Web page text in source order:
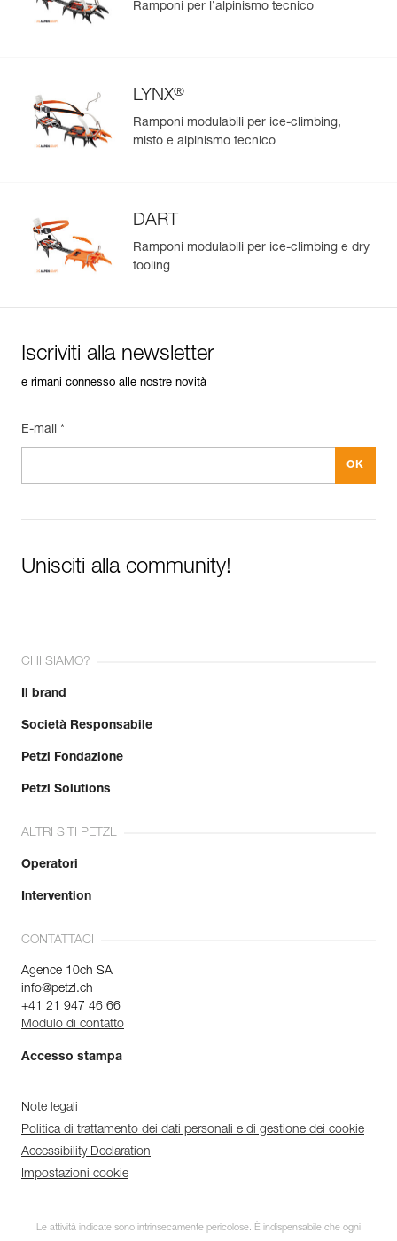
Ramponi per l’alpinismo tecnico
LYNX®
Ramponi modulabili per ice-climbing,
misto e alpinismo tecnico
DART
Ramponi modulabili per ice-climbing e dry
tooling
Iscriviti alla newsletter
e rimani connesso alle nostre novità
E-mail *
Unisciti alla community!
CHI SIAMO?
Il brand
Società Responsabile
Petzl Fondazione
Petzl Solutions
ALTRI SITI PETZL
Operatori
Intervention
CONTATTACI
Agence 10ch SA
info@petzl.ch
+41 21 947 46 66
Modulo di contatto
Accesso stampa
Note legali
Politica di trattamento dei dati personali e di gestione dei cookie
Accessibility Declaration
Impostazioni cookie
Le attività indicate sono intrinsecamente pericolose. È indispensabile che ogni